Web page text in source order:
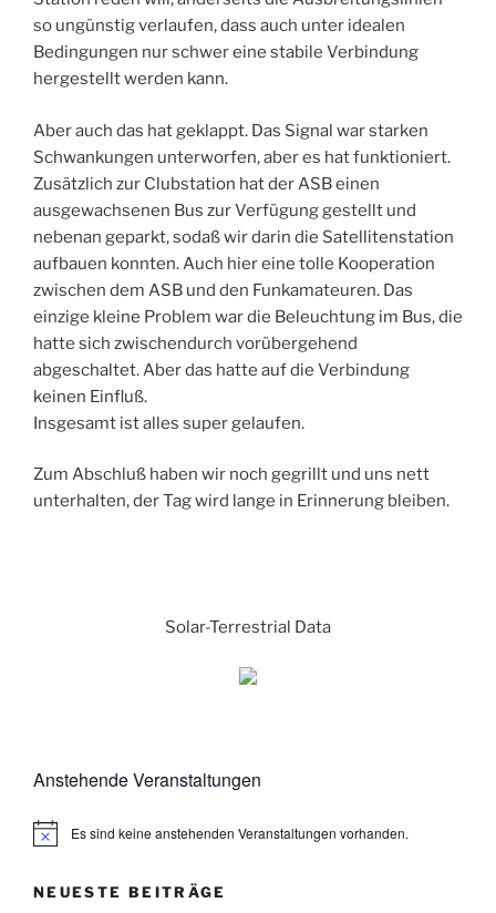
so ungünstig verlaufen, dass auch unter idealen
Bedingungen nur schwer eine stabile Verbindung
hergestellt werden kann.
Aber auch das hat geklappt. Das Signal war starken
Schwankungen unterworfen, aber es hat funktioniert.
Zusätzlich zur Clubstation hat der ASB einen
ausgewachsenen Bus zur Verfügung gestellt und
nebenan geparkt, sodaß wir darin die Satellitenstation
aufbauen konnten. Auch hier eine tolle Kooperation
zwischen dem ASB und den Funkamateuren. Das
einzige kleine Problem war die Beleuchtung im Bus, die
hatte sich zwischendurch vorübergehend
abgeschaltet. Aber das hatte auf die Verbindung
keinen Einfluß.
Insgesamt ist alles super gelaufen.
Zum Abschluß haben wir noch gegrillt und uns nett
unterhalten, der Tag wird lange in Erinnerung bleiben.
Solar-Terrestrial Data
Anstehende Veranstaltungen
Es sind keine anstehenden Veranstaltungen vorhanden.
NEUESTE BEITRÄGE